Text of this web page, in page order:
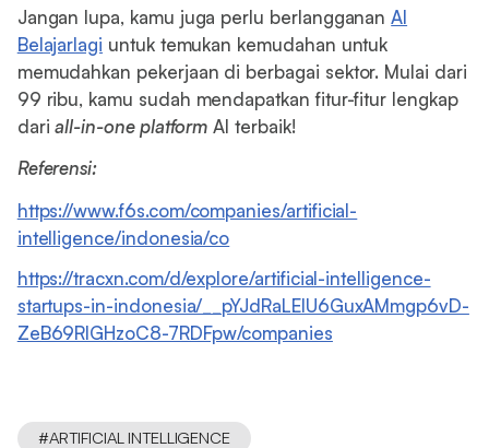
Jangan lupa, kamu juga perlu berlanggananAI
Belajarlagi untuk temukan kemudahan untuk
memudahkan pekerjaan di berbagai sektor. Mulai dari
99 ribu, kamu sudah mendapatkan fitur-fitur lengkap
dariall-in-one platform AI terbaik!
Referensi:
https://www.f6s.com/companies/artificial-
intelligence/indonesia/co
https://tracxn.com/d/explore/artificial-intelligence-
startups-in-indonesia/__pYJdRaLEIU6GuxAMmgp6vD-
ZeB69RIGHzoC8-7RDFpw/companies
#ARTIFICIAL INTELLIGENCE